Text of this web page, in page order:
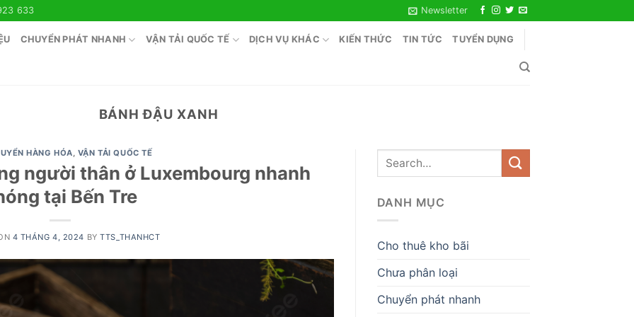
633 Newsletter
CHUYỂN PHÁT NHANH VẬN TẢI QUỐC TẾ DỊCH VỤ KHÁC KIẾN THỨC TIN TỨC TUYỂN DỤNG
BÁNH ĐẬU XANH
HÀNG HÓA, VẬN TẢI QUỐC TẾ
người thân ở Luxembourg nhanh
tại Bến Tre
4 THÁNG 4, 2024 BYTTS_THANHCT
DANH MỤC
Cho thuê kho bãi
Chưa phân loại
Chuyển phát nhanh